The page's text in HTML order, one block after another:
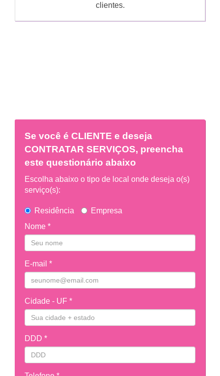
clientes.
Se você é CLIENTE e deseja
CONTRATAR SERVIÇOS, preencha
este questionário abaixo
Escolha abaixo o tipo de local onde deseja o(s)
serviço(s):
Residência
Empresa
Nome *
E-mail *
Cidade - UF *
DDD *